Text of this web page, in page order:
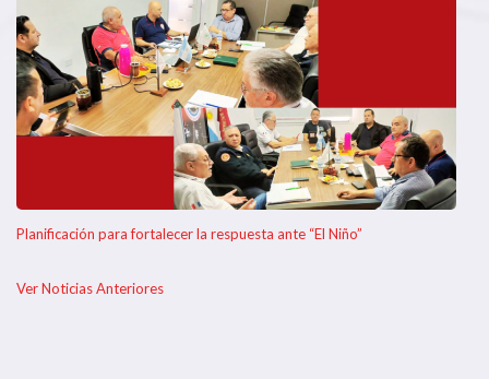
Planificación para fortalecer la respuesta ante “El Niño”
Ver Noticias Anteriores